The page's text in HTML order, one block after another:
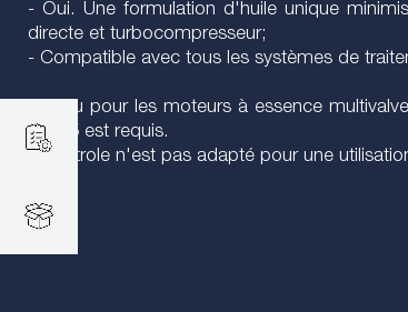
- Oui. Une formulation d'huile unique
directe et turbocompresseur;
- Compatible avec tous les systèmes de
Conçu pour les moteurs à essence
A5/B5 est requis.
Le pétrole n'est pas adapté pour une